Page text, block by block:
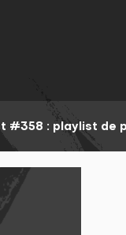
#358 : playlist de